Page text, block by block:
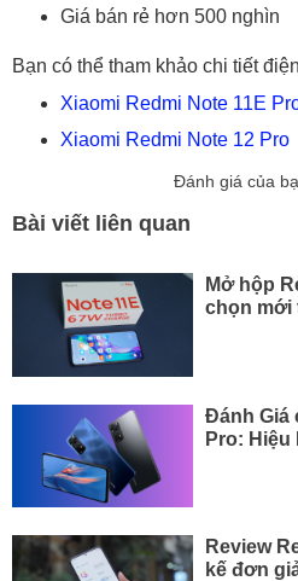
Giá bán rẻ hơn 500 nghìn
Bạn có thể tham khảo chi tiết
Xiaomi Redmi Note 11E
Xiaomi Redmi Note 12 Pro
Đánh giá của
Bài viết liên quan
Mở hộp
chọn mới
Đánh Giá
Pro: Hiệu
Review
kế đơn